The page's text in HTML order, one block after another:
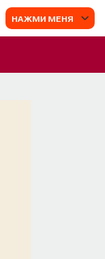
НАЖМИ МЕНЯ